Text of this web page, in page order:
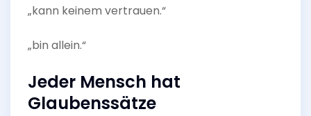
„kann keinem vertrauen.“
„bin allein.“
Jeder Mensch hat
Glaubenssätze